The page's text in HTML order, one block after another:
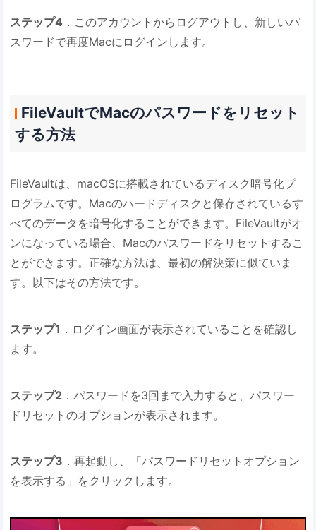
ステップ4 ．このアカウントからログアウトし、新しいパ
スワードで再度Macにログインします。
FileVaultでMacのパスワードをリセット
する方法
FileVaultは、macOSに搭載されているディスク暗号化プ
ログラムです。Macのハードディスクと保存されているす
べてのデータを暗号化することができます。FileVaultがオ
ンになっている場合、Macのパスワードをリセットするこ
とができます。正確な方法は、最初の解決策に似ていま
す。以下はその方法です。
ステップ1 ．ログイン画面が表示されていることを確認し
ます。
ステップ2 ．パスワードを3回まで入力すると、パスワー
ドリセットのオプションが表示されます。
ステップ3 ．再起動し、「パスワードリセットオプション
を表示する」をクリックします。